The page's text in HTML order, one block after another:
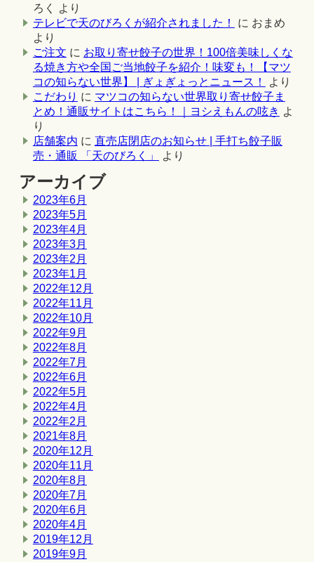
ろく
より
テレビで天のびろくが紹介されました！
に おまめ
より
ご注文 に お取り寄せ餃子の世界！100倍美味しくな
る焼き方や全国ご当地餃子を紹介！味変も！【マツ
コの知らない世界】 | ぎょぎょっとニュース！
より
こだわり に マツコの知らない世界取り寄せ餃子ま
とめ！通販サイトはこちら！｜ヨシえもんの呟き よ
り
店舗案内 に 直売店閉店のお知らせ | 手打ち餃子販
売・通販 「天のびろく」
より
アーカイブ
2023年6月
2023年5月
2023年4月
2023年3月
2023年2月
2023年1月
2022年12月
2022年11月
2022年10月
2022年9月
2022年8月
2022年7月
2022年6月
2022年5月
2022年4月
2022年2月
2021年8月
2020年12月
2020年11月
2020年8月
2020年7月
2020年6月
2020年4月
2019年12月
2019年9月